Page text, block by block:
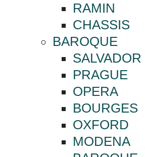
RAMIN
CHASSIS
BAROQUE
SALVADOR
PRAGUE
OPERA
BOURGES
OXFORD
MODENA